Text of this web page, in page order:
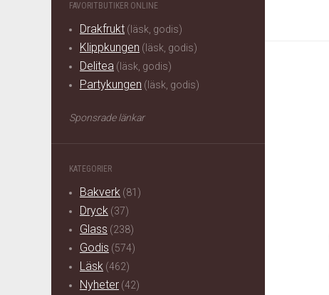
FAVORITBUTIKER ONLINE
Drakfrukt (läsk, godis)
Klippkungen (läsk, godis)
Delitea (läsk, godis)
Partykungen (läsk, godis)
Sponsrade länkar
KATEGORIER
Bakverk (81)
Dryck (37)
Glass (238)
Godis (574)
Läsk (462)
Nyheter (42)